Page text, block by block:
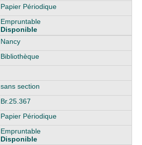
Papier Périodique
Empruntable
Disponible
Nancy
Bibliothèque
sans section
Br.25.367
Papier Périodique
Empruntable
Disponible